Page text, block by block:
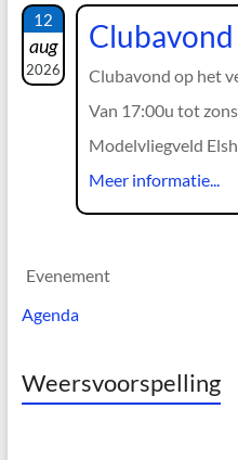
12
aug
2026
Clubavond
Clubavond op het
Van 17:00u tot
Modelvliegveld
Meer informatie...
Evenement
Agenda
Weersvoorspelling